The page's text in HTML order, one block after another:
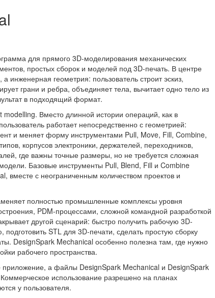
для прямого 3D-моделирования механических
простых сборок и моделей под 3D-печать. В центре
геометрия: пользователь строит эскиз,
грани и ребра, объединяет тела, вычитает одно тело из
в подходящий формат.
Вместо длинной истории операций, как в
работает непосредственно с геометрией:
и меняет форму инструментами Pull, Move, Fill, Combine,
корпусов электроники, держателей, переходников,
где важны точные размеры, но не требуется сложная
Базовые инструменты Pull, Blend, Fill и Combine
вместе с неограниченным количеством проектов и
полностью промышленные комплексы уровня
PDM-процессами, сложной командной разработкой
другой сценарий: быстро получить рабочую 3D-
STL для 3D-печати, сделать простую сборку
DesignSpark Mechanical особенно полезна там, где нужно
рабочего пространства.
приложение, а файлы DesignSpark Mechanical и DesignSpark
использование разрешено на планах
у пользователя.